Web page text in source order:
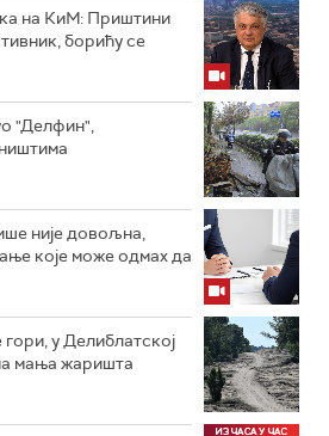
на КиМ: Приштини
борићу се
"Делфин",
није довољна,
које може одмах да
у Делиблатској
мања жаришта